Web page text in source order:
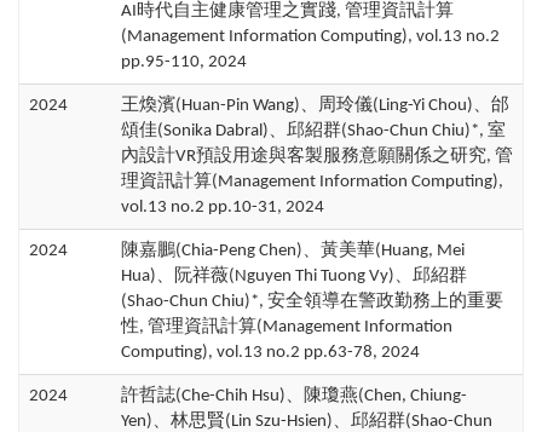
AI時代自主健康管理之實踐, 管理資訊計算
(Management Information Computing), vol.13 no.2
pp.95-110, 2024
2024
王煥濱(Huan-Pin Wang)、周玲儀(Ling-Yi Chou)、邰
頌佳(Sonika Dabral)、邱紹群(Shao-Chun Chiu)*, 室
內設計VR預設用途與客製服務意願關係之研究, 管
理資訊計算(Management Information Computing),
vol.13 no.2 pp.10-31, 2024
2024
陳嘉鵬(Chia-Peng Chen)、黃美華(Huang, Mei
Hua)、阮祥薇(Nguyen Thi Tuong Vy)、邱紹群
(Shao-Chun Chiu)*, 安全領導在警政勤務上的重要
性, 管理資訊計算(Management Information
Computing), vol.13 no.2 pp.63-78, 2024
2024
許哲誌(Che-Chih Hsu)、陳瓊燕(Chen, Chiung-
Yen)、林思賢(Lin Szu-Hsien)、邱紹群(Shao-Chun